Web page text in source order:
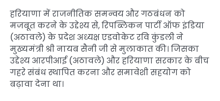
हरियाणा में राजनीतिक समन्वय और गठबंधन को
मजबूत करने के उद्देश्य से, रिपब्लिकन पार्टी ऑफ इंडिया
(अठावले) के प्रदेश अध्यक्ष एडवोकेट रवि कुंडली ने
मुख्यमंत्री श्री नायब सैनी जी से मुलाकात की। जिसका
उद्देश्य आरपीआई (अठावले) और हरियाणा सरकार के बीच
गहरे संबंध स्थापित करना और समावेशी सहयोग को
बढ़ावा देना था।